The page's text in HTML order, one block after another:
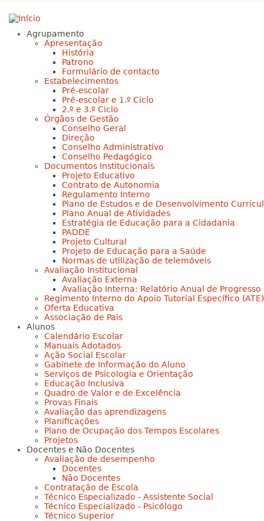
Agrupamento
Apresentação
História
Patrono
Formulário de contacto
Estabelecimentos
Pré-escolar
Pré-escolar e 1.º Ciclo
2.º e 3.º Ciclo
Órgãos de Gestão
Conselho Geral
Direção
Conselho Administrativo
Conselho Pedagógico
Documentos Institucionais
Projeto Educativo
Contrato de Autonomia
Regulamento Interno
Plano de Estudos e de Desenvolvimento
Plano Anual de Atividades
Estratégia de Educação para a Cidadania
PADDE
Projeto Cultural
Projeto de Educação para a Saúde
Normas de utilização de telemóveis
Avaliação Institucional
Avaliação Externa
Avaliação Interna: Relatório Anual de Progresso
Regimento Interno do Apoio Tutorial Específico (ATE)
Oferta Educativa
Associação de Pais
Alunos
Calendário Escolar
Manuais Adotados
Ação Social Escolar
Gabinete de Informação do Aluno
Serviços de Psicologia e Orientação
Educação Inclusiva
Quadro de Valor e de Excelência
Provas Finais
Avaliação das aprendizagens
Planificações
Plano de Ocupação dos Tempos Escolares
Projetos
Docentes e Não Docentes
Avaliação de desempenho
Docentes
Não Docentes
Contratação de Escola
Técnico Especializado - Assistente Social
Técnico Especializado - Psicólogo
Técnico Superior